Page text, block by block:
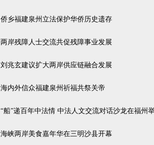
侨乡福建泉州立法保护华侨历史遗存
两岸残障人士交流共促残障事业发展
刘兆玄建议扩大两岸供应链融合发展
海内外信众福建泉州祈福共祭关帝
“船”递百年中法情 中法人文交流对话沙龙在福州
海峡两岸美食嘉年华在三明沙县开幕